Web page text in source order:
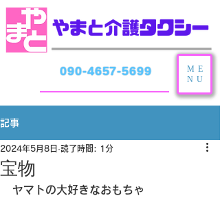
090-4657-5699
ME
NU
記事
宝物
2024年5月8日 読了時間: 1分
ヤマトの大好きなおもちゃ